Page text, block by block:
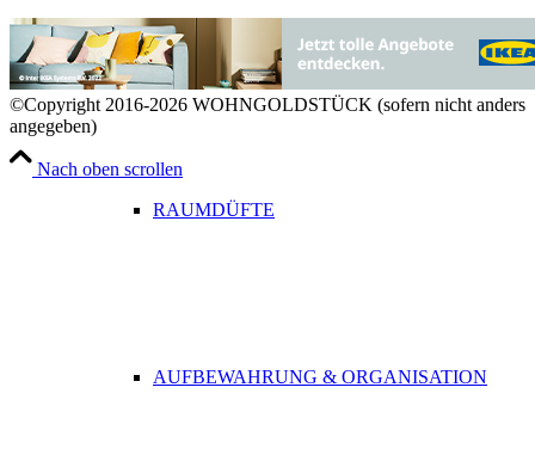
KERZEN & KERZENHALTER
RAUMDÜFTE
AUFBEWAHRUNG & ORGANISATION
©Copyright 2016-2026 WOHNGOLDSTÜCK (sofern nicht anders
angegeben)
Nach oben scrollen